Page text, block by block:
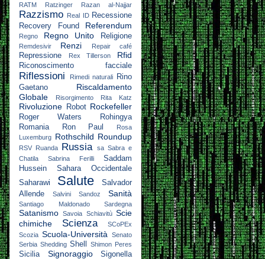
RATM Ratzinger Razan al-Najjar
Razzismo Real ID Recessione
Recovery Found
Referendum
Regno Regno Unito Religione
Remdesivir Renzi Repair café
Repressione Rex Tillerson Rfid
Riconoscimento facciale
Riflessioni Rimedi naturali
Rino
Gaetano
Riscaldamento
Globale
Risorgimento Rita Katz
Rivoluzione Robot Rockefeller
Roger Waters
Rohingya
Romania
Ron Paul
Rosa
Luxemburg Rothschild Roundup
RSV Ruanda Russia sa Sabra e
Chatila
Sabrina Ferilli
Saddam
Hussein
Sahara Occidentale
Saharawi
Salute
Salvador
Allende
Salvini Sandoz Sanità
Santiago Maldonado Sardegna
Satanismo Savoia Schiavitù Scie
chimiche
Scienza
SCoPEx
Scozia Scuola-Università
Senato
Serbia Shedding Shell Shimon Peres
Sicilia Signoraggio
Sigonella